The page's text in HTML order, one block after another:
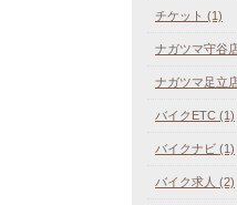
チケット (1)
ナガツマ守谷
ナガツマ足立
バイクETC (1)
バイクナビ (1)
バイク求人 (2)